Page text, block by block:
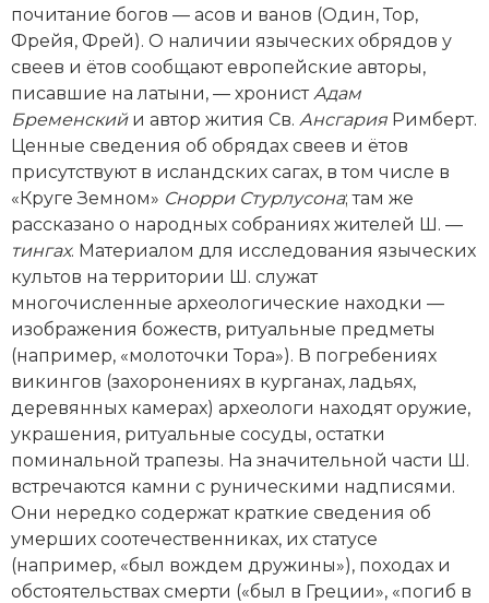
почитание богов — асов и ванов (Один, Тор,
Фрейя, Фрей). О наличии языческих обрядов у
свеев и ётов сообщают европейские авторы,
писавшие на латыни, — хронист Адам
Бременскийи автор жития Св. Ансгария Римберт.
Ценные сведения об обрядах свеев и ётов
присутствуют в исландских сагах, в том числе в
«Круге Земном» Снорри Стурлусона; там же
рассказано о народных собраниях жителей Ш. —
тингах. Материалом для исследования языческих
культов на территории Ш. служат
многочисленные археологические находки —
изображения божеств, ритуальные предметы
(например, «молоточки Тора»). В погребениях
викингов (захоронениях в курганах, ладьях,
деревянных камерах) археологи находят оружие,
украшения, ритуальные сосуды, остатки
поминальной трапезы. На значительной части Ш.
встречаются камни с руническими надписями.
Они нередко содержат краткие сведения об
умерших соотечественниках, их статусе
(например, «был вождем дружины»), походах и
обстоятельствах смерти («был в Греции», «погиб в